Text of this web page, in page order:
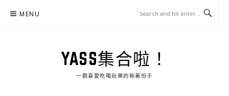
MENU
YASS集合啦！
一群喜愛吃喝玩樂的執著份子